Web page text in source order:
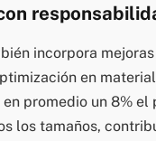
incorpora
en
promedio un 8% el
los tamaños,